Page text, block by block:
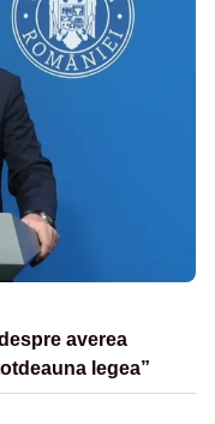
averea
legea”